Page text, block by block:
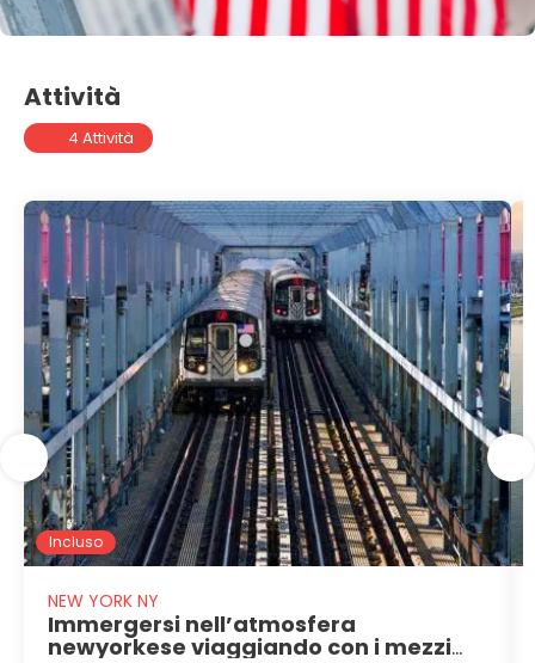
Attività
4 Attività
Incluso
NEW YORK NY
Immergersi nell’atmosfera
newyorkese viaggiando con i mezzi